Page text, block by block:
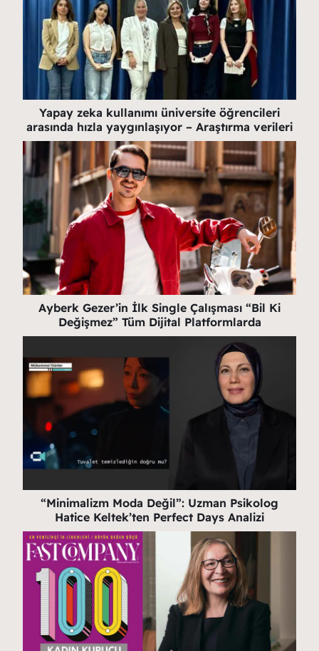
Yapay zeka kullanımı üniversite öğrencileri
arasında hızla yaygınlaşıyor – Araştırma verileri
Ayberk Gezer’in İlk Single Çalışması “Bil Ki
Değişmez” Tüm Dijital Platformlarda
“Minimalizm Moda Değil”: Uzman Psikolog
Hatice Keltek’ten Perfect Days Analizi